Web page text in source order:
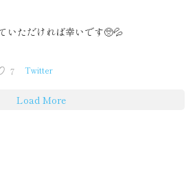
いただければ幸いです🥺💦
7 Twitter
Load More